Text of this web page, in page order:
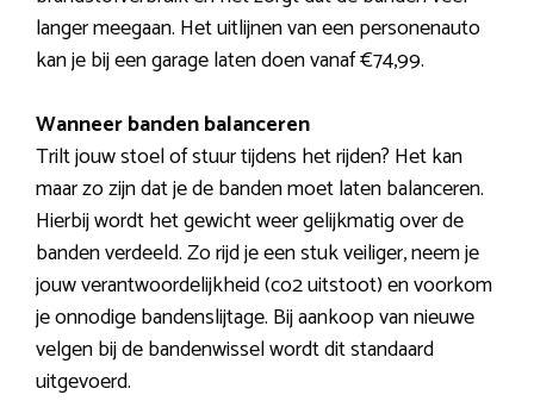
langer meegaan. Het uitlijnen van een personenauto
kan je bij een garage laten doen vanaf €74,99.
Wanneer banden balanceren
Trilt jouw stoel of stuur tijdens het rijden? Het kan
maar zo zijn dat je de banden moet laten balanceren.
Hierbij wordt het gewicht weer gelijkmatig over de
banden verdeeld. Zo rijd je een stuk veiliger, neem je
jouw verantwoordelijkheid (co2 uitstoot) en voorkom
je onnodige bandenslijtage. Bij aankoop van nieuwe
velgen bij de bandenwissel wordt dit standaard
uitgevoerd.